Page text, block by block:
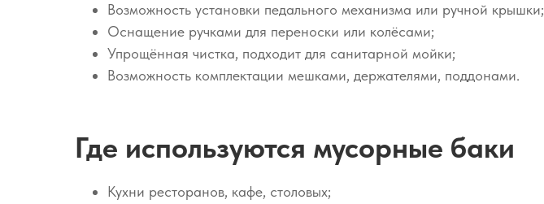
Возможность установки педального механизма или ручной крышки;
Оснащение ручками для переноски или колёсами;
Упрощённая чистка, подходит для санитарной мойки;
Возможность комплектации мешками, держателями, поддонами.
Где используются мусорные баки
Кухни ресторанов, кафе, столовых;